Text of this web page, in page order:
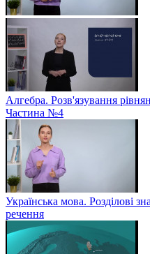
Алгебра. Розв'язування
Частина №4
Українська мова. Розділові
речення